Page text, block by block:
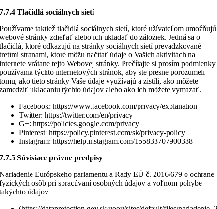
7.7.4 Tlačidlá sociálnych sietí
Používame taktiež tlačidlá sociálnych sietí, ktoré užívateľom umožňujú
webové stránky zdieľať alebo ich ukladať do záložiek. Jedná sa o
tlačidlá, ktoré odkazujú na stránky sociálnych sietí prevádzkované
tretími stranami, ktoré môžu načítať údaje o Vašich aktivitách na
internete vrátane tejto Webovej stránky. Prečítajte si prosím podmienky
používania týchto internetových stránok, aby ste presne porozumeli
tomu, ako tieto stránky Vaše údaje využívajú a zistili, ako môžete
zamedziť ukladaniu týchto údajov alebo ako ich môžete vymazať.
Facebook: https://www.facebook.com/privacy/explanation
Twitter: https://twitter.com/en/privacy
G+: https://policies.google.com/privacy
Pinterest: https://policy.pinterest.com/sk/privacy-policy
Instagram: https://help.instagram.com/155833707900388
7.7.5 Súvisiace právne predpisy
Nariadenie Európskeho parlamentu a Rady EÚ č. 2016/679 o ochrane
fyzických osôb pri spracúvaní osobných údajov a voľnom pohybe
takýchto údajov